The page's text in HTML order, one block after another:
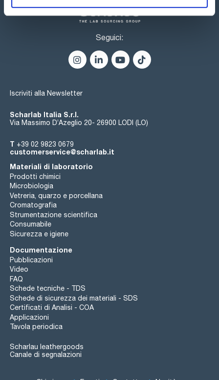
Seguici:
Iscriviti alla Newsletter
Scharlab Italia S.r.l.
Via Massimo D’Azeglio 20- 26900 LODI (LO)
T +39 02 9823 0679
customerservice@scharlab.it
Materiali di laboratorio
Prodotti chimici
Microbiologia
Vetreria, quarzo e porcellana
Cromatografia
Strumentazione scientifica
Consumabile
Sicurezza e igiene
Documentazione
Pubblicazioni
Video
FAQ
Schede tecniche - TDS
Schede di sicurezza dei materiali - SDS
Certificati di Analisi - COA
Applicazioni
Tavola periodica
Scharlau leathergoods
Canale di segnalazioni